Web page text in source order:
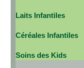
Laits Infantiles
Céréales Infantiles
Soins des Kids